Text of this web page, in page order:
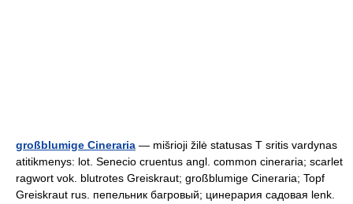
großblumige Cineraria — mišrioji žilė statusas T sritis vardynas
atitikmenys: lot. Senecio cruentus angl. common cineraria; scarlet
ragwort vok. blutrotes Greiskraut; großblumige Cineraria; Topf
Greiskraut rus. пепельник багровый; цинерария садовая lenk.